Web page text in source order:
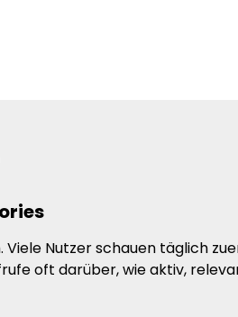
Nutzer schauen täglich
oft darüber, wie aktiv,